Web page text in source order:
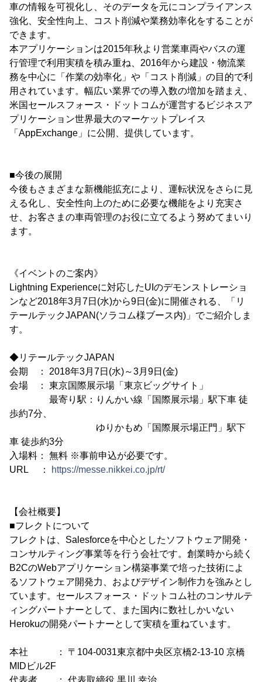
車の情報を可視化し、そのデータを元にコンプライアンス
強化、安全性向上、コスト削減や業務効率化をすることが
できます。
本アプリケーションは2015年秋より営業車両やバスの運
行管理で利用実積を積み重ね、2016年から建設・物流業
務を中心に「作業の効率化」や「コスト削減」の目的で利
用されています。幅広い業界での導入数の増加を踏まえ、
米国セールスフォース・ドットコムが運営するビジネスア
プリケーション世界最大のマーケットプレイス
「AppExchange」に公開、提供しています。
■今後の展開
今後もさまざまな新機能拡充により、運転状況をさらに見
える化し、安全性向上のために必要な機能をより充実さ
せ、お客さまの車両管理のお役に立てるよう努めてまいり
ます。
《イベントのご案内》
Lightning Experienceに対応したUIのデモンストレーショ
ンなど2018年3月7日(水)から9日(金)に開催される、「リ
テールテックJAPAN(ソラコム様ブース内)」でご紹介しま
す。
◆リテールテックJAPAN
会期 ： 2018年3月7日(水)～3月9日(金)
会場 ： 東京国際展示場「東京ビッグサイト」
最寄り駅：りんかい線「国際展示場」駅下車 徒
歩約7分、
ゆりかもめ「国際展示場正門」駅下
車 徒歩約3分
入場料： 無料 ※事前申込が必要です。
URL ：
https://messe.nikkei.co.jp/rt/
【会社概要】
■フレクトについて
フレクトは、Salesforceを中心としたソフトウェア開発・
コンサルティング事業等を行う会社です。創業時から続く
B2CのWebアプリケーション構築事業で培った技術によ
るソフトウェア開発力、およびデザイン制作力を強みとし
ています。セールスフォース・ドットコム社のコンサルテ
ィングパートナーとして、また国内に数社しかいない
Herokuの開発パートナーとして実積を重ねています。
本社 ： 〒104-0031東京都中央区京橋2-13-10 京橋
MIDビル2F
代表者 ： 代表取締役 黒川 幸治